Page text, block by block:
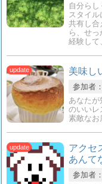
自分ら
スタイ
共有し合
ら、せ
経験して
美味し
参加者：
あなた
のいい
素敵な
アクセ
あんて
参加者：